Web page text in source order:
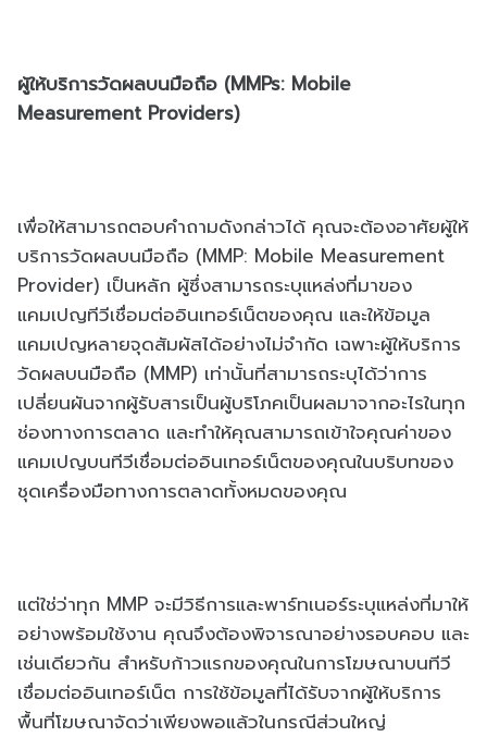
ผู้ให้บริการวัดผลบนมือถือ (MMPs: Mobile
Measurement Providers)
เพื่อให้สามารถตอบคำถามดังกล่าวได้ คุณจะต้องอาศัยผู้ให้
บริการวัดผลบนมือถือ (MMP: Mobile Measurement
Provider) เป็นหลัก ผู้ซึ่งสามารถระบุแหล่งที่มาของ
แคมเปญทีวีเชื่อมต่ออินเทอร์เน็ตของคุณ และให้ข้อมูล
แคมเปญหลายจุดสัมผัสได้อย่างไม่จำกัด เฉพาะผู้ให้บริการ
วัดผลบนมือถือ (MMP) เท่านั้นที่สามารถระบุได้ว่าการ
เปลี่ยนผันจากผู้รับสารเป็นผู้บริโภคเป็นผลมาจากอะไรในทุก
ช่องทางการตลาด และทำให้คุณสามารถเข้าใจคุณค่าของ
แคมเปญบนทีวีเชื่อมต่ออินเทอร์เน็ตของคุณในบริบทของ
ชุดเครื่องมือทางการตลาดทั้งหมดของคุณ
แต่ใช่ว่าทุก MMP จะมีวิธีการและพาร์ทเนอร์ระบุแหล่งที่มาให้
อย่างพร้อมใช้งาน คุณจึงต้องพิจารณาอย่างรอบคอบ และ
เช่นเดียวกัน สำหรับก้าวแรกของคุณในการโฆษณาบนทีวี
เชื่อมต่ออินเทอร์เน็ต การใช้ข้อมูลที่ได้รับจากผู้ให้บริการ
พื้นที่โฆษณาจัดว่าเพียงพอแล้วในกรณีส่วนใหญ่